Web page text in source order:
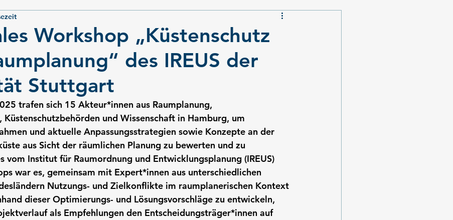
Santorini
Workshop „Küstenschutz
des IREUS der
Stuttgart
trafen sich 15 Akteur*innen aus Raumplanung,
und Wissenschaft in Hamburg, um
und aktuelle Anpassungsstrategien sowie Konzepte an der
aus Sicht der räumlichen Planung zu bewerten und zu
vom Institut für Raumordnung und Entwicklungsplanung (IREUS)
war es, gemeinsam mit Expert*innen aus unterschiedlichen
Nutzungs- und Zielkonflikte im raumplanerischen Kontext
dieser Optimierungs- und Lösungsvorschläge zu entwickeln,
als Empfehlungen den Entscheidungsträger*innen auf